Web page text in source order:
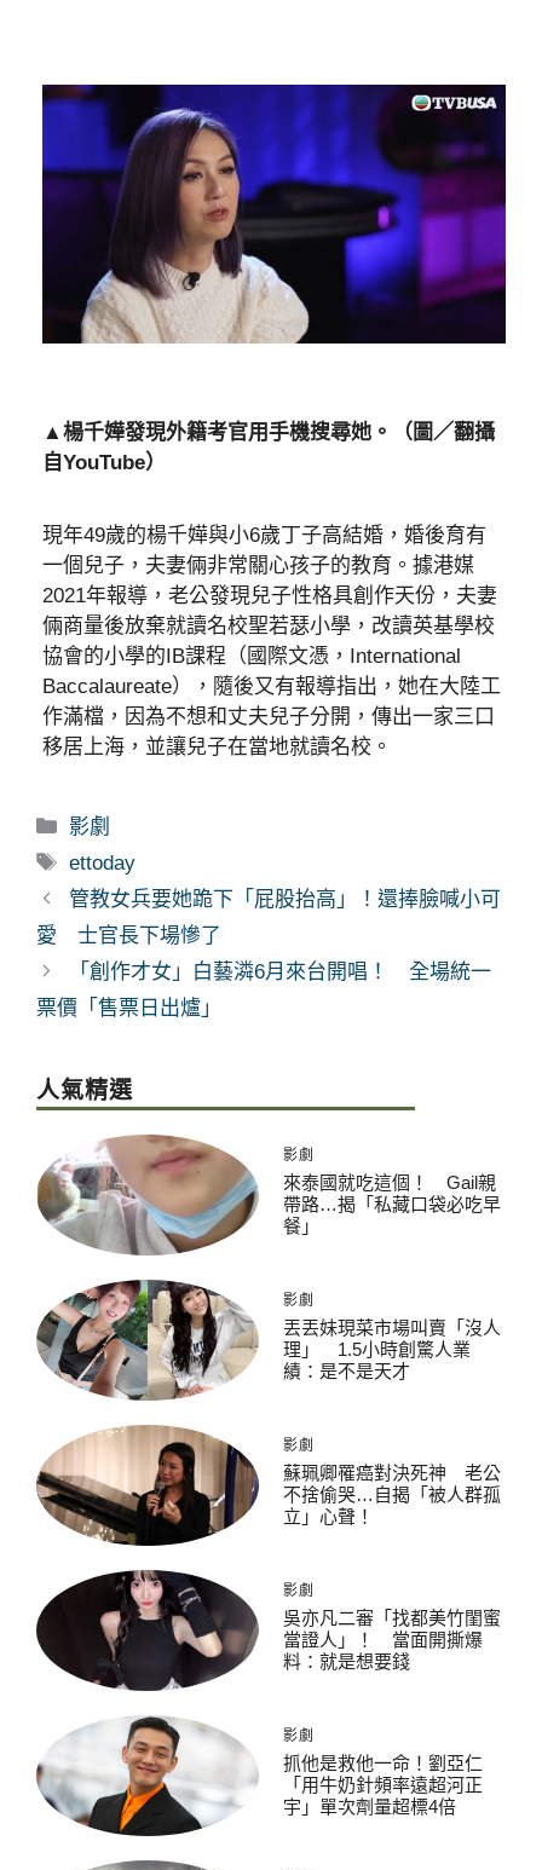
▲楊千嬅發現外籍考官用手機搜尋她。（圖／翻攝
自YouTube）
現年49歲的楊千嬅與小6歲丁子高結婚，婚後育有
一個兒子，夫妻倆非常關心孩子的教育。據港媒
2021年報導，老公發現兒子性格具創作天份，夫妻
倆商量後放棄就讀名校聖若瑟小學，改讀英基學校
協會的小學的IB課程（國際文憑，International
Baccalaureate），隨後又有報導指出，她在大陸工
作滿檔，因為不想和丈夫兒子分開，傳出一家三口
移居上海，並讓兒子在當地就讀名校。
分
類
影劇
標
籤
ettoday
管教女兵要她跪下「屁股抬高」！還捧臉喊小可
愛 士官長下場慘了
「創作才女」白藝潾6月來台開唱！ 全場統一
票價「售票日出爐」
人氣精選
影劇
來泰國就吃這個！ Gail親
帶路…揭「私藏口袋必吃早
餐」
影劇
丟丟妹現菜市場叫賣「沒人
理」 1.5小時創驚人業
績：是不是天才
影劇
蘇珮卿罹癌對決死神 老公
不捨偷哭…自揭「被人群孤
立」心聲！
影劇
吳亦凡二審「找都美竹閨蜜
當證人」！ 當面開撕爆
料：就是想要錢
影劇
抓他是救他一命！劉亞仁
「用牛奶針頻率遠超河正
宇」單次劑量超標4倍